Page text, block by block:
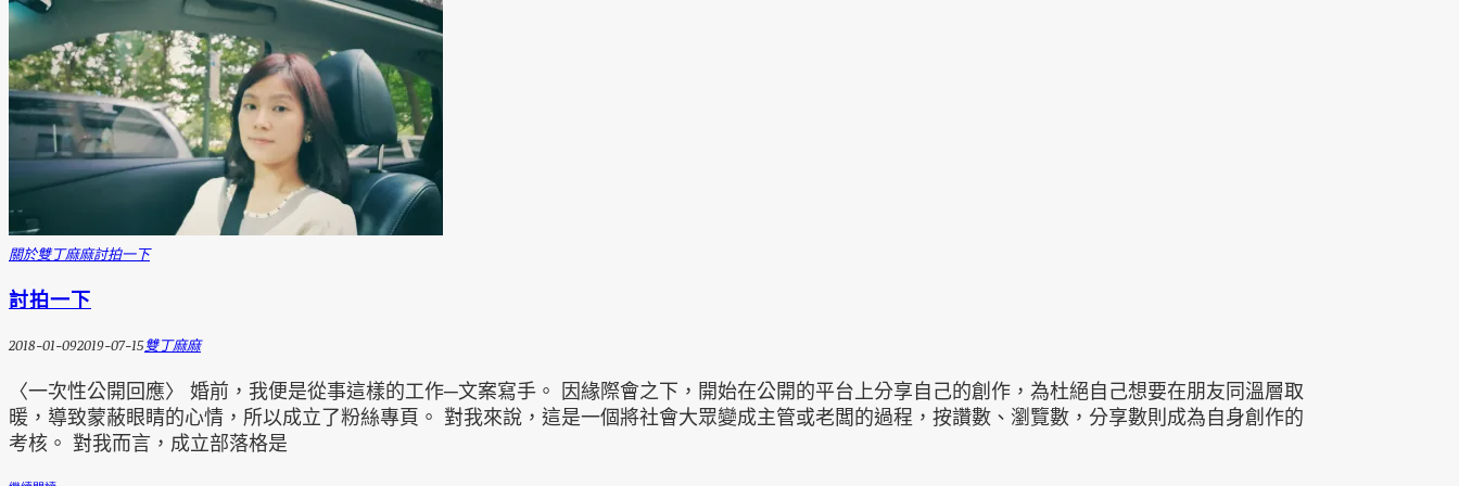
關於雙丁麻麻討拍一下
討拍一下
2018-01-092019-07-15雙丁麻麻
〈一次性公開回應〉 婚前，我便是從事這樣的工作─文案寫手。 因緣際會之下，開始在公開的平台上分享自己的創作，為杜絕自己想要在朋友同溫層取
暖，導致蒙蔽眼睛的心情，所以成立了粉絲專頁。 對我來說，這是一個將社會大眾變成主管或老闆的過程，按讚數、瀏覽數，分享數則成為自身創作的
考核。 對我而言，成立部落格是